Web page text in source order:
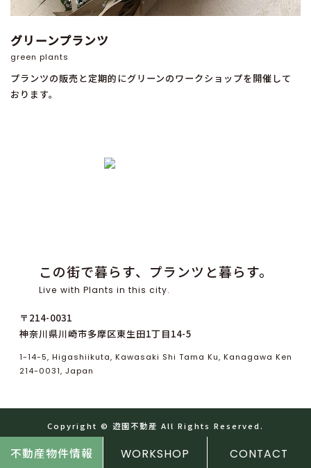
不動産物件情報 WORKSHOP CONTACT
グリーンプランツ
green plants
プランツの販売と定期的にグリーンのワークショップを開催して
おります。
この街で暮らす、プランツと暮らす。
Live with Plants in this city.
〒214-0031
神奈川県川崎市多摩区東生田1丁目14-5
1-14-5, Higashiikuta, Kawasaki Shi Tama Ku, Kanagawa Ken
214-0031, Japan
Copyright © 遊園不動産 All Rights Reserved.